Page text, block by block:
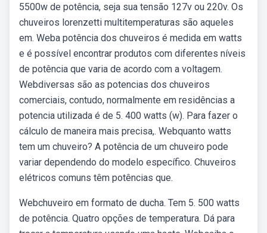
5500w de potência, seja sua tensão 127v ou 220v. Os
chuveiros lorenzetti multitemperaturas são aqueles
em. Weba potência dos chuveiros é medida em watts
e é possível encontrar produtos com diferentes níveis
de potência que varia de acordo com a voltagem.
Webdiversas são as potencias dos chuveiros
comerciais, contudo, normalmente em residências a
potencia utilizada é de 5. 400 watts (w). Para fazer o
cálculo de maneira mais precisa,. Webquanto watts
tem um chuveiro? A potência de um chuveiro pode
variar dependendo do modelo específico. Chuveiros
elétricos comuns têm potências que.
Webchuveiro em formato de ducha. Tem 5. 500 watts
de potência. Quatro opções de temperatura. Dá para